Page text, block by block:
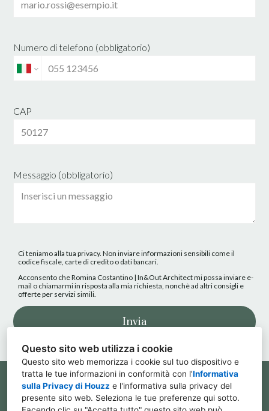
Questo sito web utilizza i cookie
Questo sito web memorizza i cookie sul tuo dispositivo e
tratta le tue informazioni in conformità con l'Informativa
sulla Privacy di Houzz e l'informativa sulla privacy del
presente sito web. Seleziona le tue preferenze qui sotto.
Numero di telefono (obbligatorio)
CAP
Messaggio (obbligatorio)
Ci teniamo alla tua privacy. Non inviare informazioni sensibili come il
codice fiscale, carte di credito o dati bancari.
Acconsento che Romina Costantino | In&Out Architect mi possa inviare e-
mail o chiamarmi in risposta alla mia richiesta, nonchè ad altri consigli e
offerte per servizi simili.
Invia
00124 Roma RM
+39 333 764 0553